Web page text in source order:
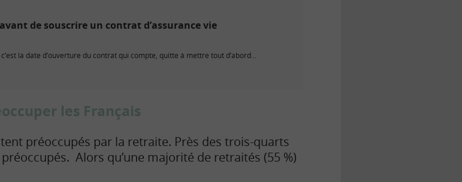
de souscrire un contrat d’assurance vie
la date d’ouverture du contrat qui compte, quitte à mettre tout d’abord...
les Français
préoccupés par la retraite. Près des trois-quarts
Alors qu’une majorité de retraités (55 %)